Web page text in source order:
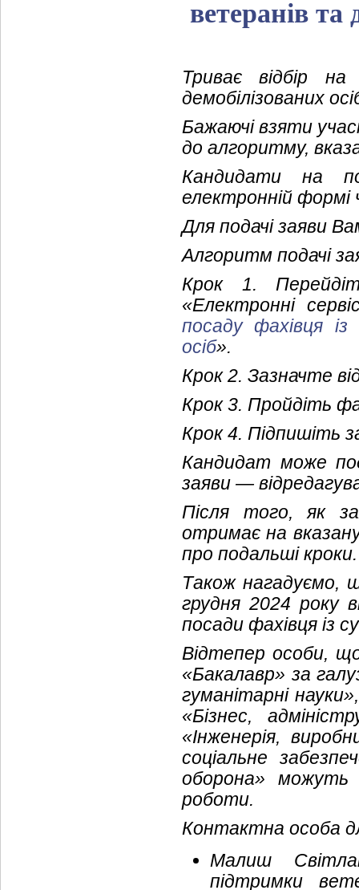
ветеранів та
Триває відбір
демобілізованих
Бажаючі взяти
до алгоритму,
Кандидати на
електронній формі
Для подачі заяви
Алгоритм подачі
Крок 1.
«Електронні
посаду фахівця із
осіб».
Крок 2. Зазначте
Крок 3. Пройдіть
Крок 4. Підпишіть
Кандидат може
заяви —
Після того, як
отримає на
про подальші кроки.
Також нагадуємо,
грудня 2024 року
посади фахівця із
Відтепер особи,
«Бакалавр» за
гуманітарні
«Бізнес,
«Інженерія,
соціальне
оборона»
роботи.
Контактна особа
Малиш
підтримки